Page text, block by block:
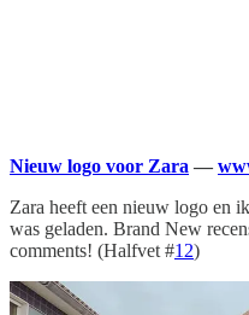
Nieuw logo voor Zara —
Zara heeft een nieuw logo en
was geladen. Brand New
comments! (Halfvet #12)